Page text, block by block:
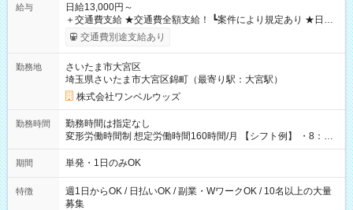
給与
日給13,000円～
＋交通費支給 ★交通費全額支給！ ┗案件により規定あり ★日払
いOK！（規定あり） ┗働いたその日に現金GET♪ お仕事後はコ
ンビニATMから 日払い分を引き落とせます！ 【試用期間】試
交通費別途支給あり
勤務地
さいたま市大宮区
埼玉県さいたま市大宮区錦町（最寄り駅：大宮駅）
株式会社ワンベルウッズ
勤務時間
勤務時間は指定なし
変形労働時間制 想定労働時間160時間/月 【シフト例】 ・8：00
～21：00
期間 単発・1日のみOK
特徴
週1日からOK / 日払いOK / 副業・WワークOK / 10名以上の大量
募集